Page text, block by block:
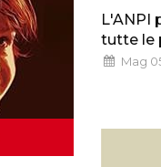
L'ANPI
tutte le
Mag